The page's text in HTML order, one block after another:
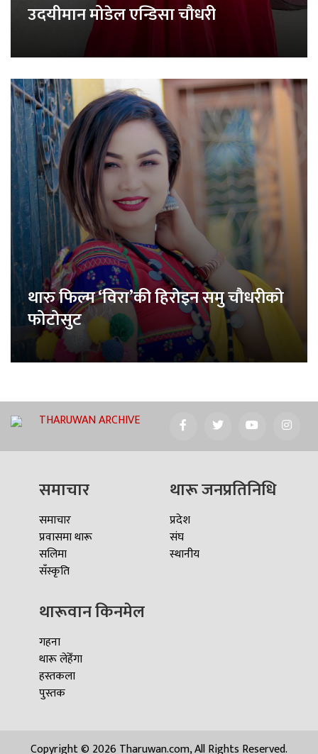
उदयीमान मोडेल एन्डिसा चौधरी
थारु फिल्म ‘विरा’की हिरोइन समु चौधरीको
फोटोसुट
THARUWAN ARCHIVE
समाचार
समाचार
प्रवासमा थारू
सलिमा
सँस्कृति
थारू जनप्रतिनिधि
प्रदेश
संघ
स्थानीय
थारूवान किनमेल
गहना
थारू लेहेँगा
हस्तकला
पुस्तक
Copyright © 2026 Tharuwan.com, All Rights Reserved.